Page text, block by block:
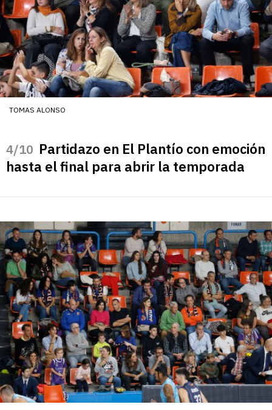
TOMAS ALONSO
/10 Partidazo en El Plantío con emoción
hasta el final para abrir la temporada